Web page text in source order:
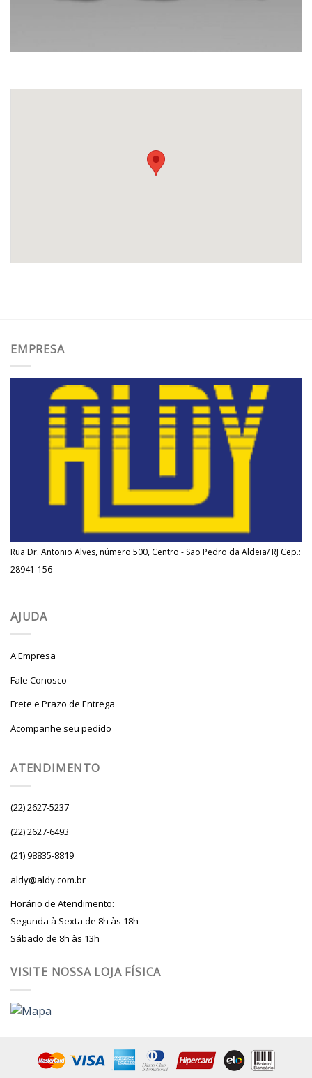
EMPRESA
Rua Dr. Antonio Alves, número 500, Centro - São Pedro da Aldeia/ RJ Cep.:
28941-156
AJUDA
A Empresa
Fale Conosco
Frete e Prazo de Entrega
Acompanhe seu pedido
ATENDIMENTO
(22) 2627-5237
(22) 2627-6493
(21) 98835-8819
aldy@aldy.com.br
Horário de Atendimento:
Segunda à Sexta de 8h às 18h
Sábado de 8h às 13h
VISITE NOSSA LOJA FÍSICA